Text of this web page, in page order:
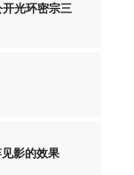
光环密宗三
影的效果